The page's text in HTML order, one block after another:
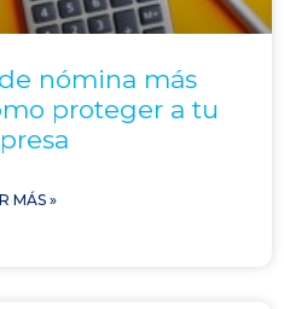
nómina más
proteger a tu
MÁS »